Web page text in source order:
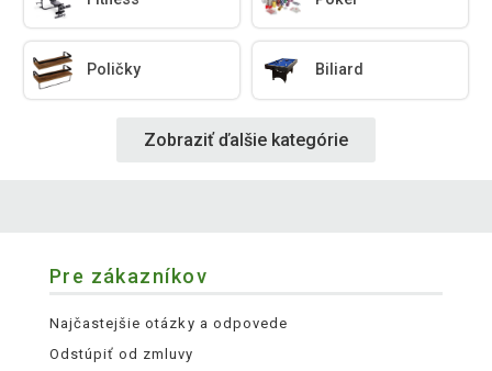
Poličky Biliard
Zobraziť ďalšie kategórie
Pre zákazníkov
Najčastejšie otázky a odpovede
Odstúpiť od zmluvy